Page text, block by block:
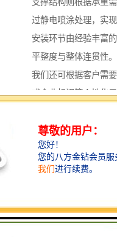
支撑结构则根据承重
过静电喷涂处理，实
安装环节由经验丰富
平整度与整体连贯性。
我们还可根据客户需
或企业标识等个性化
技术优势与创新方向
在草坪围挡的研发领
性能与环保标准的提升
生命周期的环境影响。